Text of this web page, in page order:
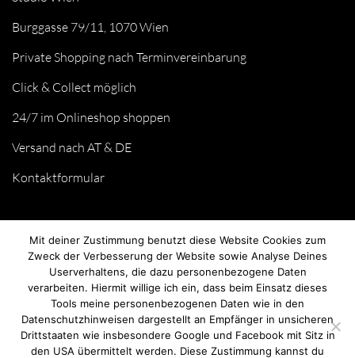
Burggasse 79/11, 1070 Wien
Private Shopping nach Terminvereinbarung
Click & Collect möglich
24/7 im Onlineshop shoppen
Versand nach AT & DE
Kontaktformular
© we love handmade 2026. All rights reserved.
Mit deiner Zustimmung benutzt diese Website Cookies zum
Zweck der Verbesserung der Website sowie Analyse Deines
Userverhaltens, die dazu personenbezogene Daten
verarbeiten. Hiermit willige ich ein, dass beim Einsatz dieses
Tools meine personenbezogenen Daten wie in den
Datenschutzhinweisen dargestellt an Empfänger in unsicheren
Drittstaaten wie insbesondere Google und Facebook mit Sitz in
den USA übermittelt werden. Diese Zustimmung kannst du